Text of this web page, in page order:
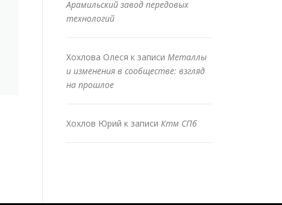
Арамильский завод передовых
технологий
Хохлова Олеся к записи Металлы
и изменения в сообществе: взгляд
на прошлое
Хохлов Юрий к записи Ктм СПб